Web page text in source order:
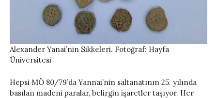
Alexander Yanai’nin Sikkeleri. Fotoğraf: Hayfa
Üniversitesi
Hepsi MÖ 80/79’da Yannai’nin saltanatının 25. yılında
basılan madeni paralar, belirgin işaretler taşıyor. Her